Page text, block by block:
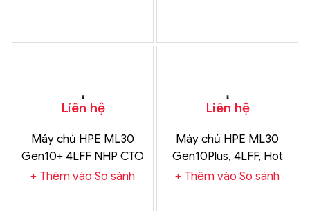
Liên hệ
Máy chủ HPE ML30
Gen10+ 4LFF NHP CTO
Svr / Xeon E-2324G
Thêm vào So sánh
Liên hệ
Máy chủ HPE ML30
Gen10Plus, 4LFF, Hot
Plug, E2314, 16GB, non-
Thêm vào So sánh